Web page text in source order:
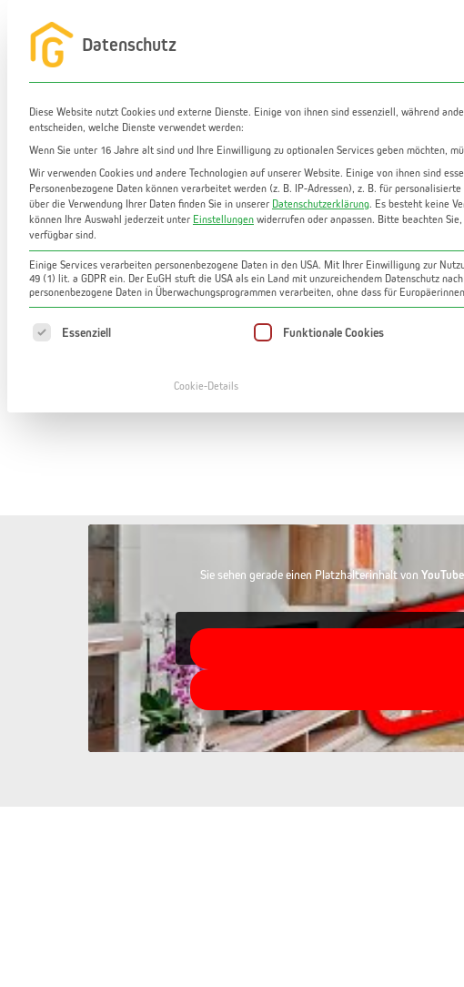
Inhalt
springen
Startseite
Freundliche 2-Zimmer-Wohnung in Graz
Sie sehen gerade einen Platzhalterinhalt von YouTube
Datenschutz
Diese Website nutzt Cookies und externe Dienste. Einige von ihnen sind essenziell, während
entscheiden, welche Dienste verwendet werden:
Wenn Sie unter 16 Jahre alt sind und Ihre Einwilligung zu optionalen Services geben möchten,
Wir verwenden Cookies und andere Technologien auf unserer Website. Einige von ihnen sind
Personenbezogene Daten können verarbeitet werden (z. B. IP-Adressen), z. B. für
über die Verwendung Ihrer Daten finden Sie in unserer Datenschutzerklärung. Es besteht keine
können Ihre Auswahl jederzeit unter Einstellungen widerrufen oder anpassen. Bitte beachten
verfügbar sind.
Einige Services verarbeiten personenbezogene Daten in den USA. Mit Ihrer Einwilligung zur
49 (1) lit. a GDPR ein. Der EuGH stuft die USA als ein Land mit unzureichendem Datenschutz
personenbezogene Daten in Überwachungsprogrammen verarbeiten, ohne dass für
Es folgt eine Liste der Service-Gruppen, für die eine
Essenziell Funktionale Cookies
Cookie-Details